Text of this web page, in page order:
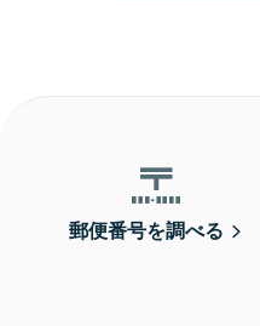
郵便番号を調べる